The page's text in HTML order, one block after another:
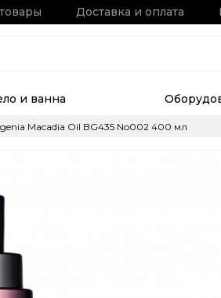
Доставка и оплата
и ванна
Macadia Oil BG435 No002 400 мл